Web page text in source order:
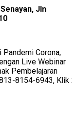
Jln
Corona,
Live Webinar
Pembelajaran
8154-6943, Klik :